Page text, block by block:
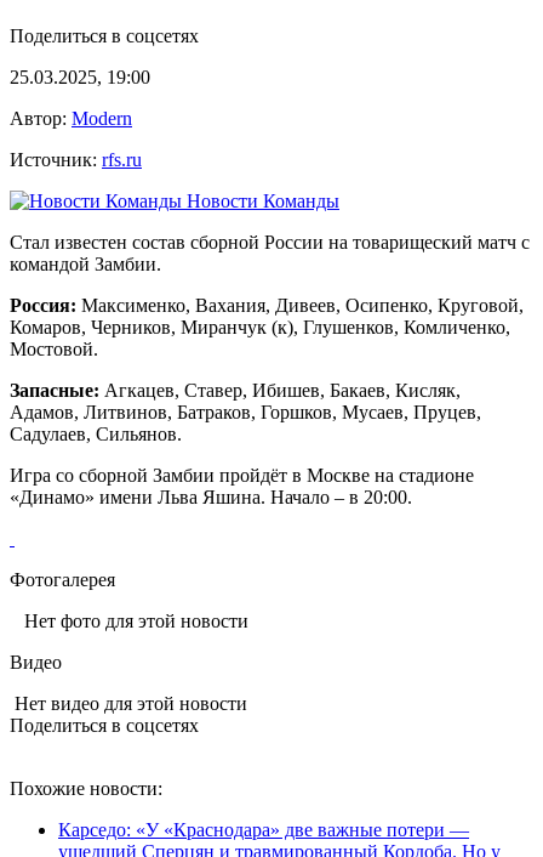
Поделиться в соцсетях
25.03.2025, 19:00
Автор: Modern
Источник: rfs.ru
Новости Команды
Стал известен состав сборной России на товарищеский матч с
командой Замбии.
Россия: Максименко, Вахания, Дивеев, Осипенко, Круговой,
Комаров, Черников, Миранчук (к), Глушенков, Комличенко,
Мостовой.
Запасные: Агкацев, Ставер, Ибишев, Бакаев, Кисляк,
Адамов, Литвинов, Батраков, Горшков, Мусаев, Пруцев,
Садулаев, Сильянов.
Игра со сборной Замбии пройдёт в Москве на стадионе
«Динамо» имени Льва Яшина. Начало – в 20:00.
Фотогалерея
Нет фото для этой новости
Видео
Нет видео для этой новости
Поделиться в соцсетях
Похожие новости:
Карседо: «У «Краснодара» две важные потери —
ушедший Сперцян и травмированный Кордоба. Но у